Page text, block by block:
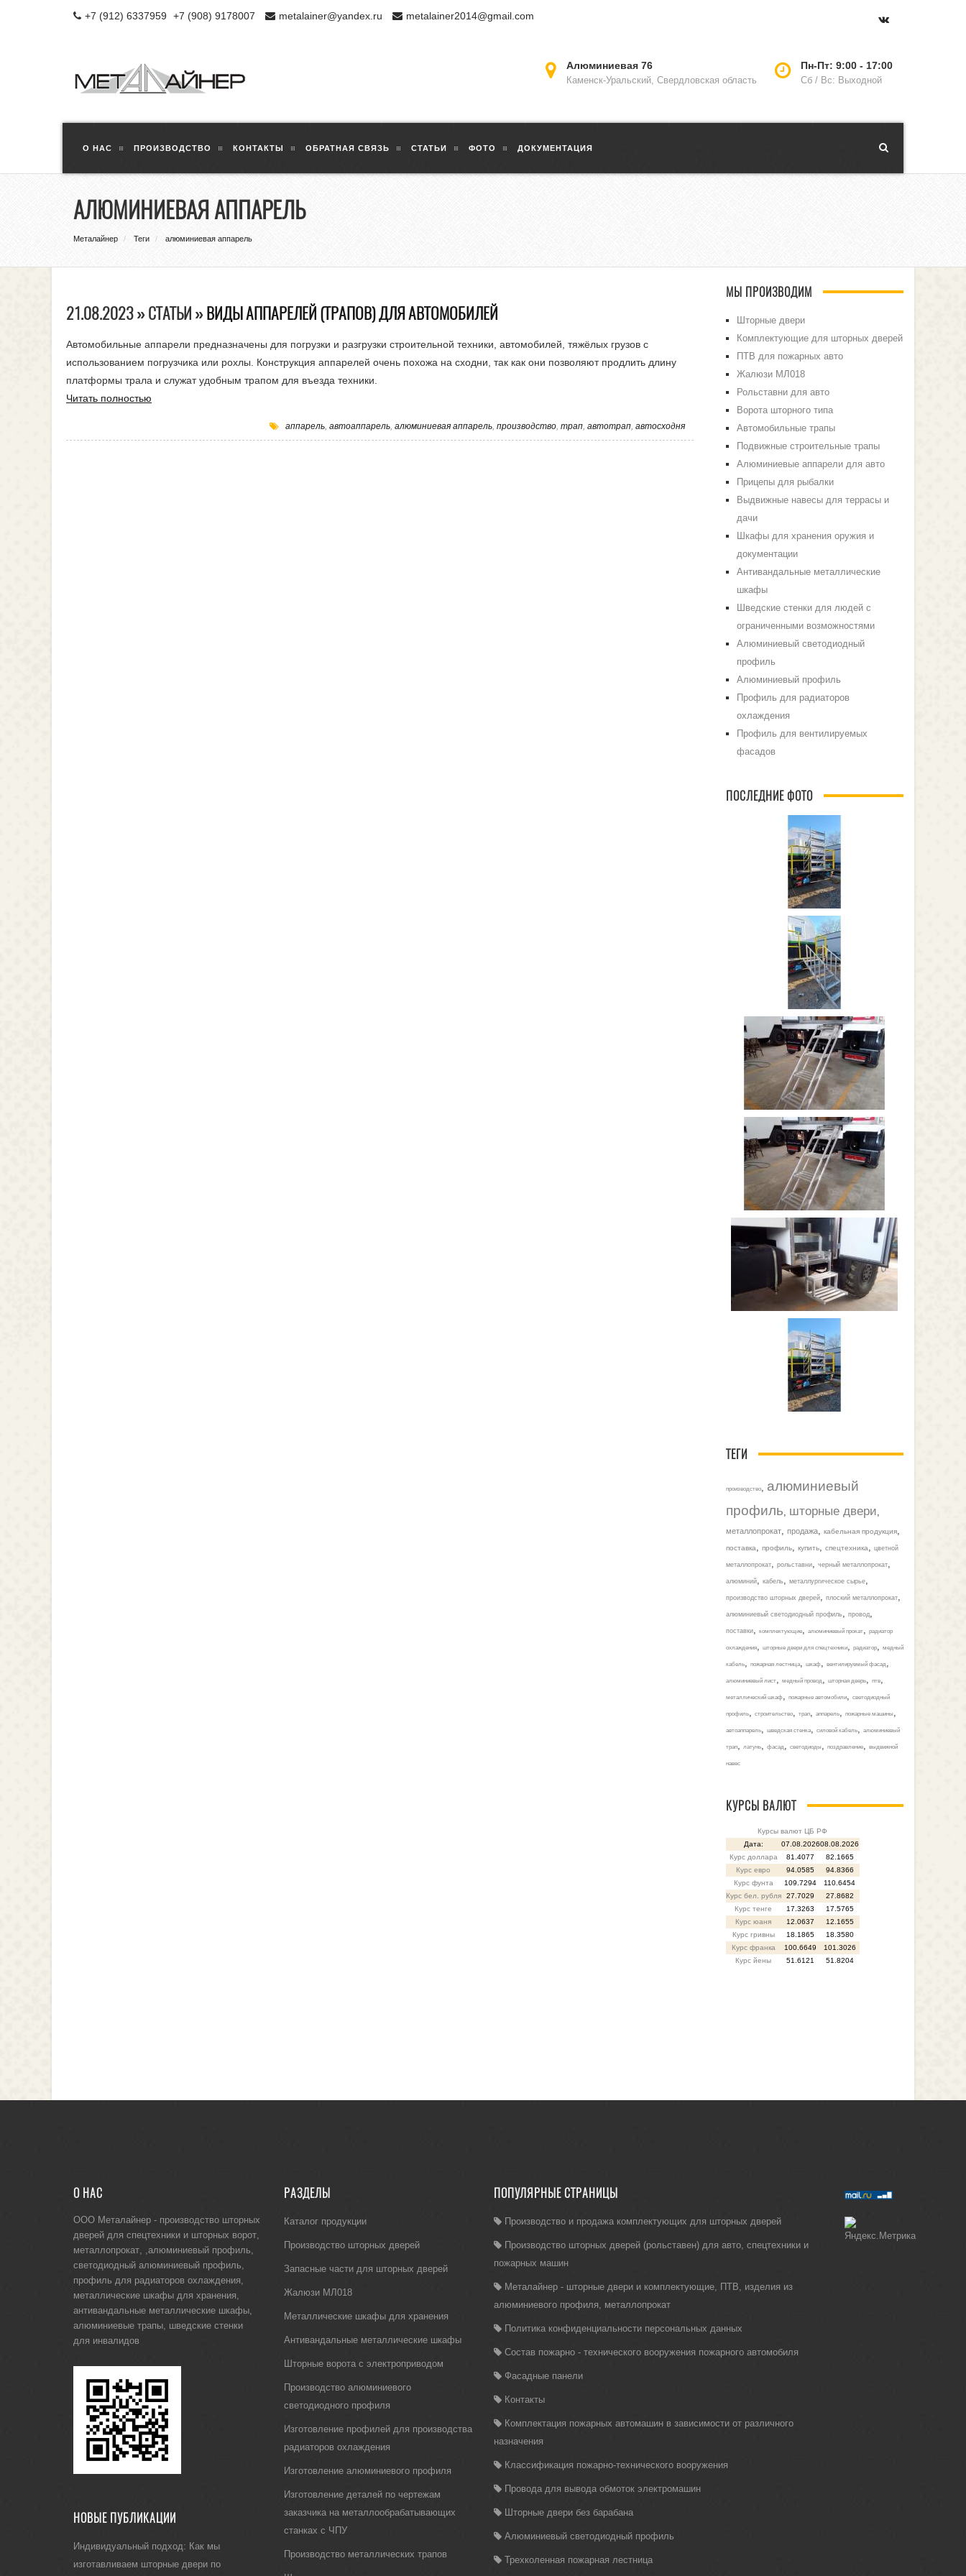
+7 (912) 6337959 +7 (908) 9178007 metalainer@yandex.ru metalainer2014@gmail.com
Пн-Пт: 9:00 - 17:00
Сб / Вс: Выходной
Алюминиевая 76
Каменск-Уральский, Свердловская область
О НАС ПРОИЗВОДСТВО КОНТАКТЫ ОБРАТНАЯ СВЯЗЬ СТАТЬИ ФОТО ДОКУМЕНТАЦИЯ
АЛЮМИНИЕВАЯ АППАРЕЛЬ
Металайнер Теги алюминиевая аппарель
21.08.2023 » СТАТЬИ »ВИДЫ АППАРЕЛЕЙ (ТРАПОВ) ДЛЯ АВТОМОБИЛЕЙ
Автомобильные аппарели предназначены для погрузки и разгрузки строительной техники, автомобилей, тяжёлых грузов с
использованием погрузчика или рохлы. Конструкция аппарелей очень похожа на сходни, так как они позволяют продлить длину
платформы трала и служат удобным трапом для въезда техники.
Читать полностью
аппарель, автоаппарель, алюминиевая аппарель, производство, трап, автотрап, автосходня
МЫ ПРОИЗВОДИМ
Шторные двери
Комплектующие для шторных дверей
ПТВ для пожарных авто
Жалюзи МЛ018
Рольставни для авто
Ворота шторного типа
Автомобильные трапы
Подвижные строительные трапы
Алюминиевые аппарели для авто
Прицепы для рыбалки
Выдвижные навесы для террасы и
дачи
Шкафы для хранения оружия и
документации
Антивандальные металлические
шкафы
Шведские стенки для людей с
ограниченными возможностями
Алюминиевый светодиодный
профиль
Алюминиевый профиль
Профиль для радиаторов
охлаждения
Профиль для вентилируемых
фасадов
ПОСЛЕДНИЕ ФОТО
ТЕГИ
производство, алюминиевый
профиль шторные двери
металлопрокат, продажа, кабельная продукция,
поставка профиль, купить, спецтехника
цветной
металлопрокат, рольставни, черный металлопрокат,
алюминий, кабель, металлургическое сырье,
производство шторных дверей, плоский металлопрокат,
алюминиевый светодиодный профиль, провод,
поставки, комплектующие, алюминиевый прокат, радиатор
охлаждения, шторные двери для спецтехники, радиатор, медный
кабель, пожарная лестница, шкаф, вентилируемый фасад
алюминиевый лист, медный провод шторная дверь, птв,
металлический шкаф, пожарные автомобили, светодиодный
профиль, строительство, трап, аппарель, пожарные машины,
автоаппарель, шведская стенка, силовой кабель, алюминиевый
трап, латунь, фасад светодиоды, поздравление, выдвижной
навес
КУРСЫ ВАЛЮТ
Курсы валют ЦБ РФ
Дата:
07.08.202608.08.2026
Курс доллара
81.4077
82.1665
Курс евро
94.0585
94.8366
Курс фунта
109.7294
110.6454
Курс бел. рубля 27.7029
27.8682
Курс тенге
17.3263
17.5765
Курс юаня
12.0637
12.1655
Курс гривны
18.1865
18.3580
Курс франка
100.6649
101.3026
Курс йены
51.6121 51.8204
О НАС
ООО Металайнер - производство шторных
дверей для спецтехники и шторных ворот
металлопрокат
алюминиевый профиль
светодиодный алюминиевый профиль
профиль для радиаторов охлаждения
металлические шкафы для хранения
антивандальные металлические шкафы
алюминиевые трапы шведские стенки
для инвалидов
НОВЫЕ ПУБЛИКАЦИИ
Индивидуальный подход: Как мы
изготавливаем шторные двери по
РАЗДЕЛЫ
Каталог продукции
Производство шторных дверей
Запасные части для шторных дверей
Жалюзи МЛ018
Металлические шкафы для хранения
Антивандальные металлические шкафы
Шторные ворота с электроприводом
Производство алюминиевого
светодиодного профиля
Изготовление профилей для производства
радиаторов охлаждения
Изготовление алюминиевого профиля
Изготовление деталей по чертежам
заказчика на металлообрабатывающих
станках с ЧПУ
Производство металлических трапов
ПОПУЛЯРНЫЕ СТРАНИЦЫ
Производство и продажа комплектующих для шторных дверей
Производство шторных дверей (рольставен) для авто, спецтехники и
пожарных машин
Металайнер - шторные двери и комплектующие, ПТВ, изделия из
алюминиевого профиля, металлопрокат
Политика конфиденциальности персональных данных
Состав пожарно - технического вооружения пожарного автомобиля
Фасадные панели
Контакты
Комплектация пожарных автомашин в зависимости от различного
назначения
Классификация пожарно-технического вооружения
Провода для вывода обмоток электромашин
Шторные двери без барабана
Алюминиевый светодиодный профиль
Трехколенная пожарная лестница